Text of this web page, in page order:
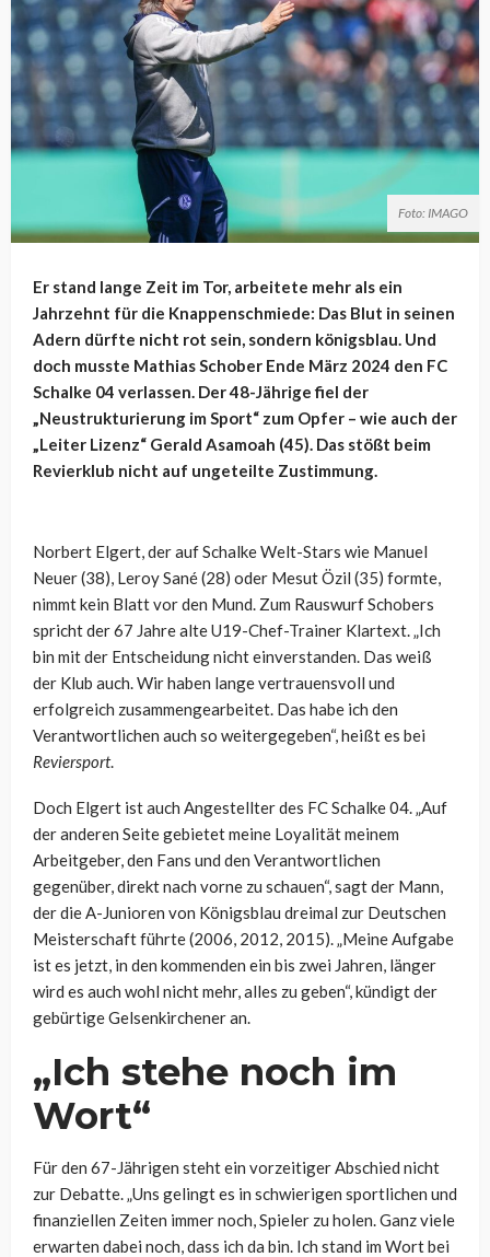
Foto: IMAGO
Er stand lange Zeit im Tor, arbeitete mehr als ein
Jahrzehnt für die Knappenschmiede: Das Blut in seinen
Adern dürfte nicht rot sein, sondern königsblau. Und
doch musste Mathias Schober Ende März 2024 den FC
Schalke 04 verlassen. Der 48-Jährige fiel der
„Neustrukturierung im Sport“ zum Opfer – wie auch der
„Leiter Lizenz“ Gerald Asamoah (45). Das stößt beim
Revierklub nicht auf ungeteilte Zustimmung.
Norbert Elgert, der auf Schalke Welt-Stars wie Manuel
Neuer (38), Leroy Sané (28) oder Mesut Özil (35) formte,
nimmt kein Blatt vor den Mund. Zum Rauswurf Schobers
spricht der 67 Jahre alte U19-Chef-Trainer Klartext. „Ich
bin mit der Entscheidung nicht einverstanden. Das weiß
der Klub auch. Wir haben lange vertrauensvoll und
erfolgreich zusammengearbeitet. Das habe ich den
Verantwortlichen auch so weitergegeben“, heißt es bei
Reviersport.
Doch Elgert ist auch Angestellter des FC Schalke 04. „Auf
der anderen Seite gebietet meine Loyalität meinem
Arbeitgeber, den Fans und den Verantwortlichen
gegenüber, direkt nach vorne zu schauen“, sagt der Mann,
der die A-Junioren von Königsblau dreimal zur Deutschen
Meisterschaft führte (2006, 2012, 2015). „Meine Aufgabe
ist es jetzt, in den kommenden ein bis zwei Jahren, länger
wird es auch wohl nicht mehr, alles zu geben“, kündigt der
gebürtige Gelsenkirchener an.
„Ich stehe noch im
Wort“
Für den 67-Jährigen steht ein vorzeitiger Abschied nicht
zur Debatte. „Uns gelingt es in schwierigen sportlichen und
finanziellen Zeiten immer noch, Spieler zu holen. Ganz viele
erwarten dabei noch, dass ich da bin. Ich stand im Wort bei